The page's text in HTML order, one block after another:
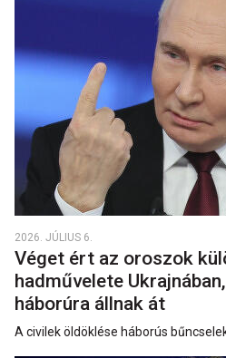
2026. JÚLIUS 6.
Véget ért az oroszok
hadművelete
háborúra állnak át
A civilek öldöklése háborús